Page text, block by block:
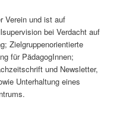
Verein und ist auf
bei Verdacht auf
Zielgruppenorientierte
für PädagogInnen;
und Newsletter,
Unterhaltung eines